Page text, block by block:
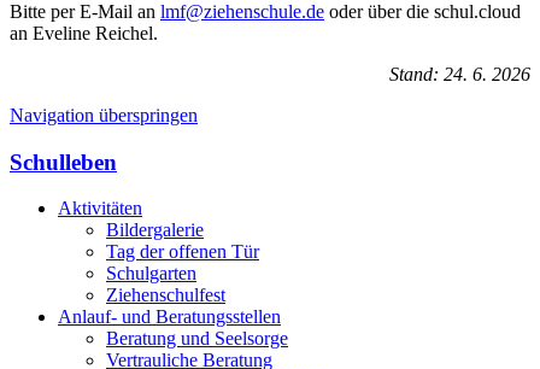
Bitte per E-Mail an lmf@ziehenschule.de oder über die schul.cloud
an Eveline Reichel.
Stand: 24. 6. 2026
Navigation überspringen
Schulleben
Aktivitäten
Bildergalerie
Tag der offenen Tür
Schulgarten
Ziehenschulfest
Anlauf- und Beratungsstellen
Beratung und Seelsorge
Vertrauliche Beratung